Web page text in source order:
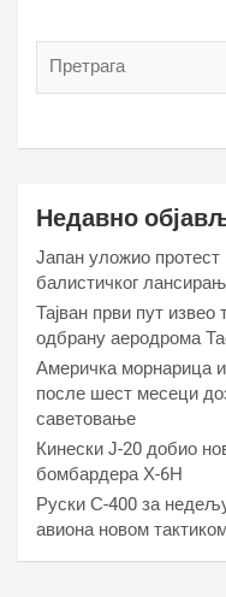
Недавно
Јапан уложио протест
балистичког
Тајван први пут
одбрану аеродрома
Америчка морнарица
после шест месеци
саветовање
Кинески Ј-20 добио
бомбардера Х-6Н
Руски С-400 за
авиона новом